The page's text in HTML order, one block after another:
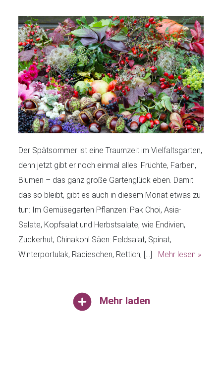
Der Spätsommer ist eine Traumzeit im Vielfaltsgarten,
denn jetzt gibt er noch einmal alles: Früchte, Farben,
Blumen – das ganz große Gartenglück eben. Damit
das so bleibt, gibt es auch in diesem Monat etwas zu
tun: Im Gemüsegarten Pflanzen: Pak Choi, Asia-
Salate, Kopfsalat und Herbstsalate, wie Endivien,
Zuckerhut, Chinakohl Säen: Feldsalat, Spinat,
Winterportulak, Radieschen, Rettich, […] Mehr lesen »
Mehr laden